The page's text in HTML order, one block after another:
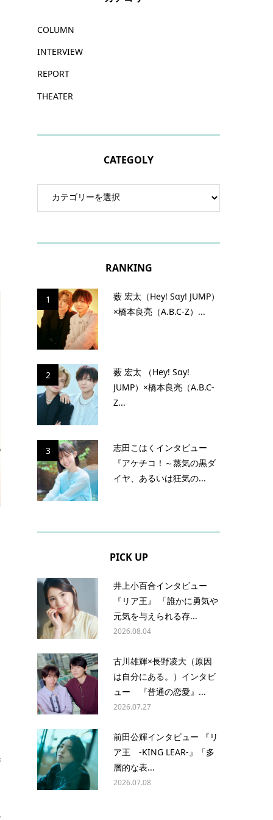
COLUMN
INTERVIEW
REPORT
THEATER
CATEGOLY
RANKING
1
薮 宏太（Hey! Sɑy! JUMP）
×橋本良亮（A.B.C-Z）...
2
薮 宏太 （Hey! Sɑy!
JUMP）×橋本良亮（A.B.C-
Z...
3
志田こはくインタビュー
『アケチコ！～蒸気の黒ダ
イヤ、あるいは狂気の...
PICK UP
井上小百合インタビュー
『リア王』 「誰かに勇気や
元気を与えられる存...
2026.08.04
古川雄輝×長野凌大（原因
は自分にある。）インタビ
ュー 『普通の恋愛』...
2026.07.27
前田公輝インタビュー 『リ
ア王 -KING LEAR-』「多
層的な表...
2026.07.08